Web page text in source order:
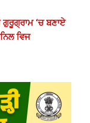
‘ਚ ਬਣਾਏ
ਵਿਜ